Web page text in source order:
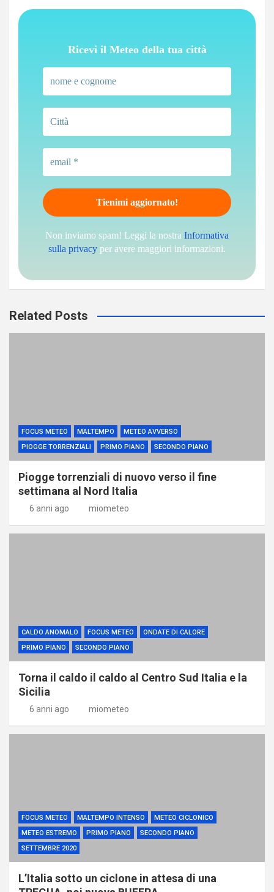
Ricevi il Meteo della tua città
Non inviamo spam! Leggi la nostra Informativa
sulla privacy per avere maggiori informazioni.
Related Posts
FOCUS METEO MALTEMPO
METEO AVVERSO
PIOGGE TORRENZIALI
PRIMO PIANO SECONDO PIANO
Piogge torrenziali di nuovo verso il fine
settimana al Nord Italia
6 anni ago miometeo
CALDO ANOMALO FOCUS METEO
ONDATE DI CALORE
PRIMO PIANO
SECONDO PIANO
Torna il caldo il caldo al Centro Sud Italia e la
Sicilia
6 anni ago miometeo
FOCUS METEO MALTEMPO INTENSO
METEO CICLONICO
METEO ESTREMO
PRIMO PIANO
SECONDO PIANO
SETTEMBRE 2020
L’Italia sotto un ciclone in attesa di una